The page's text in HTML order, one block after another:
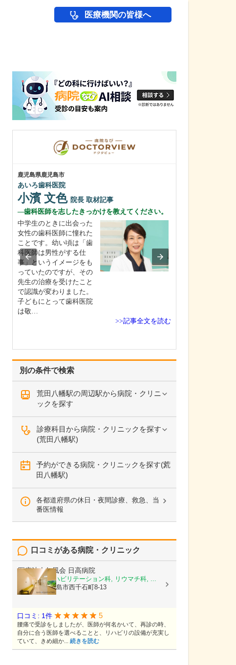
医療機関の皆様へ
別の条件で検索
荒田八幡駅の周辺駅から病院・クリニ
ックを探す
診療科目から病院・クリニックを探す
(荒田八幡駅)
予約ができる病院・クリニックを探す(荒
田八幡駅)
各都道府県の休日・夜間診療、救急、当
番医情報
口コミがある病院・クリニック
医療法人仁風会 日高病院
整形外科, リハビリテーション科, リウマチ科, ...
鹿児島県鹿児島市西千石町8-13
口コミ: 1件 5
腰痛で受診をしましたが、医師が何名かいて、再診の時、
自分に合う医師を選べることと、リハビリの設備が充実し
ていて、きめ細か... 続きを読む
鹿児島県鹿児島市
あいろ歯科医院
小濱 文色 院長 取材記事
歯科医師を志したきっかけを教えてください。
中学生のときに出会った
女性の歯科医師に憧れた
ことです。幼い頃は「歯
科医師は男性がする仕
事」というイメージをも
っていたのですが、その
先生の治療を受けたこと
で認識が変わりました。
子どもにとって歯科医院
は敬…
>>記事全文を読む